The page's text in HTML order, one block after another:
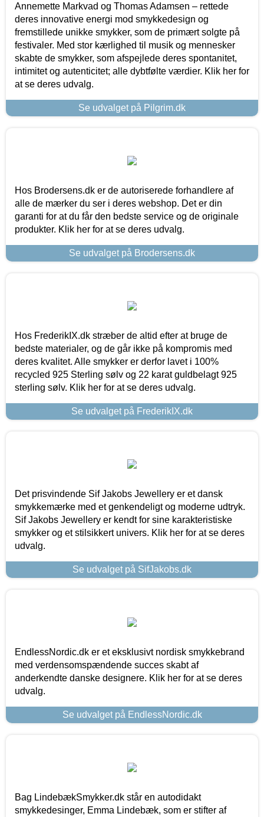
Annemette Markvad og Thomas Adamsen – rettede
deres innovative energi mod smykkedesign og
fremstillede unikke smykker, som de primært solgte på
festivaler. Med stor kærlighed til musik og mennesker
skabte de smykker, som afspejlede deres spontanitet,
intimitet og autenticitet; alle dybtfølte værdier. Klik her for
at se deres udvalg.
Se udvalget på Pilgrim.dk
Hos Brodersens.dk er de autoriserede forhandlere af
alle de mærker du ser i deres webshop. Det er din
garanti for at du får den bedste service og de originale
produkter. Klik her for at se deres udvalg.
Se udvalget på Brodersens.dk
Hos FrederikIX.dk stræber de altid efter at bruge de
bedste materialer, og de går ikke på kompromis med
deres kvalitet. Alle smykker er derfor lavet i 100%
recycled 925 Sterling sølv og 22 karat guldbelagt 925
sterling sølv. Klik her for at se deres udvalg.
Se udvalget på FrederikIX.dk
Det prisvindende Sif Jakobs Jewellery er et dansk
smykkemærke med et genkendeligt og moderne udtryk.
Sif Jakobs Jewellery er kendt for sine karakteristiske
smykker og et stilsikkert univers. Klik her for at se deres
udvalg.
Se udvalget på SifJakobs.dk
EndlessNordic.dk er et eksklusivt nordisk smykkebrand
med verdensomspændende succes skabt af
anderkendte danske designere. Klik her for at se deres
udvalg.
Se udvalget på EndlessNordic.dk
Bag LindebækSmykker.dk står en autodidakt
smykkedesinger, Emma Lindebæk, som er stifter af